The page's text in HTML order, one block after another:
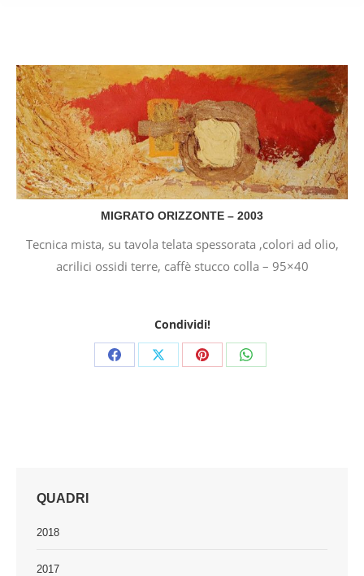
MIGRATO ORIZZONTE – 2003
Tecnica mista, su tavola telata spessorata ,colori ad olio,
acrilici ossidi terre, caffè stucco colla – 95×40
Condividi!
Share Share Share Share
QUADRI
2018
2017